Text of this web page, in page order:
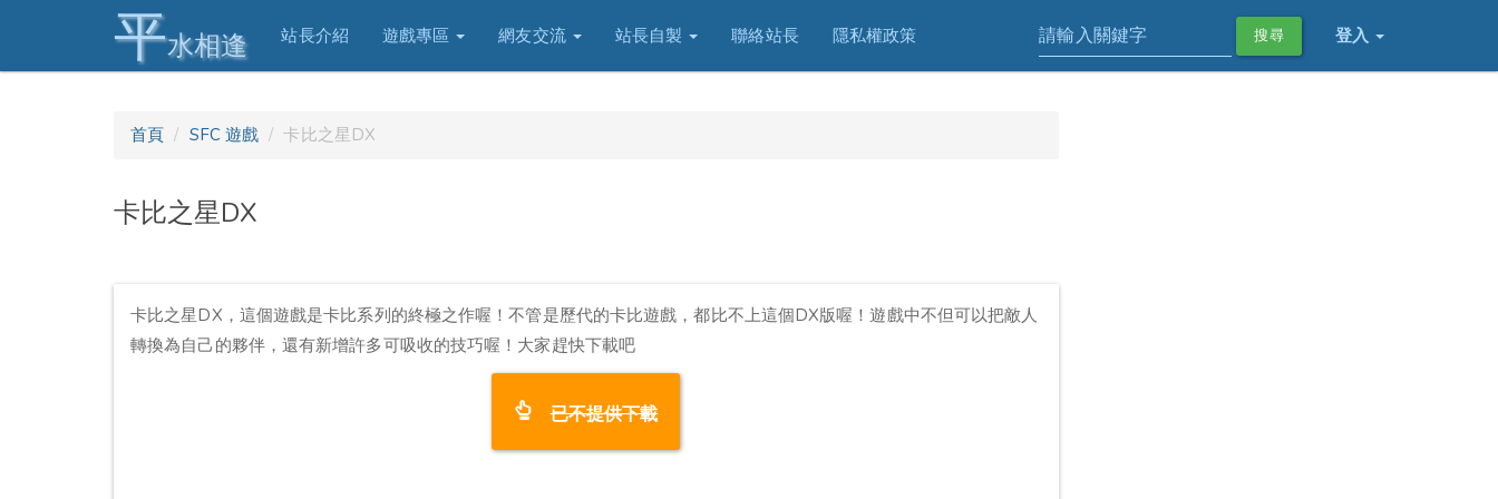
平水相逢 站長介紹 遊戲專區 網友交流 站長自製 聯絡站長 隱私權政策 登入
搜尋
首頁 SFC 遊戲 卡比之星DX
卡比之星DX
卡比之星DX，這個遊戲是卡比系列的終極之作喔！不管是歷代的卡比遊戲，都比不上這個DX版喔！遊戲中不但可以把敵人
轉換為自己的夥伴，還有新增許多可吸收的技巧喔！大家趕快下載吧
已不提供下載